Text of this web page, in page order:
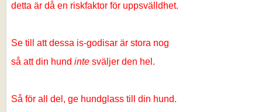
detta är då en riskfaktor för uppsvälldhet.
Se till att dessa is-godisar är stora nog
så att din hund inte sväljer den hel.
Så för all del, ge hundglass till din hund.